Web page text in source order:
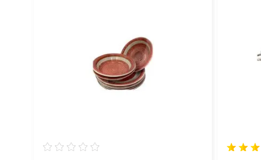
Recomendaciones de uso y cuidado:
Antes del primer uso:
Lava las piezas
Durante el uso:Utiliza utensilios de
Limpieza:Lava las piezas después de
☆☆☆☆☆ ★★